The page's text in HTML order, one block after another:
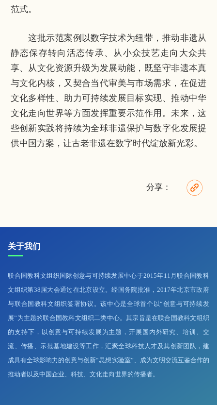
范式。
这批示范案例以数字技术为纽带，推动非遗从
静态保存转向活态传承、从小众技艺走向大众共
享、从文化资源升级为发展动能，既坚守非遗本真
与文化内核，又契合当代审美与市场需求，在促进
文化多样性、助力可持续发展目标实现、推动中华
文化走向世界等方面发挥重要示范作用。未来，这
些创新实践将持续为全球非遗保护与数字化发展提
供中国方案，让古老非遗在数字时代绽放新光彩。
分享：
关于我们
联合国教科文组织国际创意与可持续发展中心于2015年11月联合国教科
文组织第38届大会通过在北京设立。经国务院批准，2017年北京市政府
与联合国教科文组织签署协议。该中心是全球首个以“创意与可持续发
展”为主题的联合国教科文组织二类中心。其宗旨是在联合国教科文组织
的支持下，以创意与可持续发展为主题，开展国内外研究、培训、交
流、传播、示范基地建设等工作，汇聚全球科技人才及其创新团队，建
成具有全球影响力的创意与创新“思想实验室”、成为文明交流互鉴合作的
推动者以及中国企业、科技、文化走向世界的传播者。